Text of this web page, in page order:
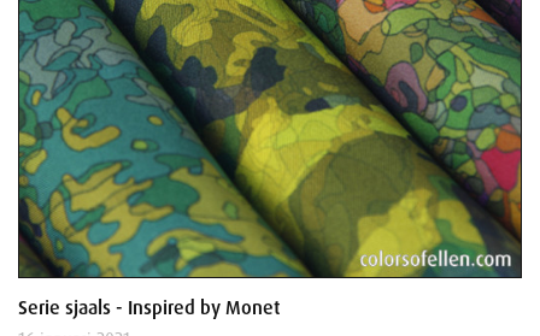
Serie sjaals - Inspired by Monet